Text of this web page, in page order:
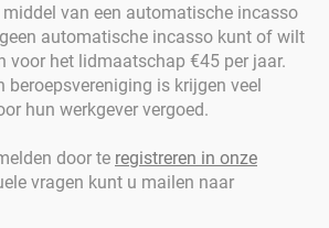
van een automatische incasso
automatische incasso kunt of wilt
voor het lidmaatschap €45 per jaar.
beroepsvereniging is krijgen veel
hun werkgever vergoed.
door te registreren in onze
vragen kunt u mailen naar